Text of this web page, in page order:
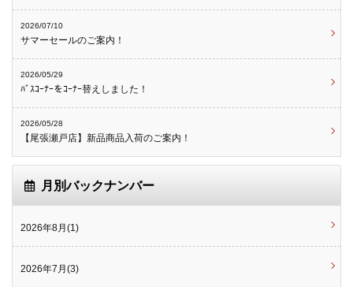
2026/07/10
サマーセールのご案内！
2026/05/29
ﾊﾞｽｺｰﾅｰをｺｰﾅｰ替えしました！
2026/05/28
【尾張瀬戸店】新品商品入荷のご案内！
月別バックナンバー
2026年8月(1)
2026年7月(3)